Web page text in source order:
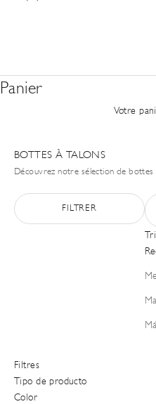
Panier
Votre
BOTTES À TALONS
Découvrez notre sélection de bottes
FILTRER
Filtres
Tipo de producto
Color